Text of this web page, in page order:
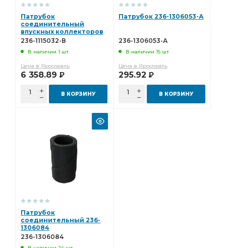
Патрубок
соединительный
впускных коллекторов
236-1115032-В
236-1115032-В
В наличии 1 шт.
Цена в Ярославль
6 358.89 Р
В КОРЗИНУ
Патрубок 236-1306053-А
236-1306053-А
В наличии 15 шт.
Цена в Ярославль
295.92 Р
В КОРЗИНУ
Патрубок
соединительный 236-
1306084
236-1306084